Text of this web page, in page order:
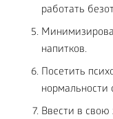
работать
напитков.
Посетить
нормальности
Ввести в свою